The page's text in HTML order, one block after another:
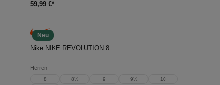
59,99 €*
Neu
Nike NIKE REVOLUTION 8
Herren
8 8½ 9 9½
10